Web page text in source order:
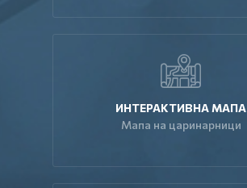
ИНТЕРАКТИВНА МАПА
Мапа на царинарници